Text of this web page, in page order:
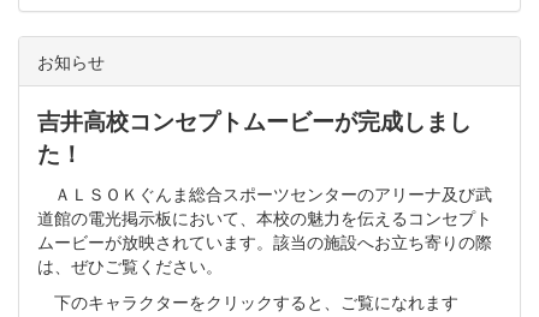
お知らせ
吉井高校コンセプトムービーが完成しまし
た！
ＡＬＳＯＫぐんま総合スポーツセンターのアリーナ及び武
道館の電光掲示板において、本校の魅力を伝えるコンセプト
ムービーが放映されています。該当の施設へお立ち寄りの際
は、ぜひご覧ください。
下のキャラクターをクリックすると、ご覧になれます